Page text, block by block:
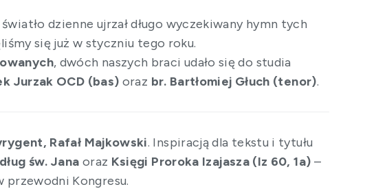
światło dzienne ujrzał długo wyczekiwany hymn tych
się już w styczniu tego roku.
, dwóch naszych braci udało się do studia
Jurzak OCD (bas) oraz br. Bartłomiej Głuch (tenor).
Rafał Majkowski. Inspiracją dla tekstu i tytułu
św. Jana oraz Księgi Proroka Izajasza (Iz 60, 1a) –
przewodni Kongresu.